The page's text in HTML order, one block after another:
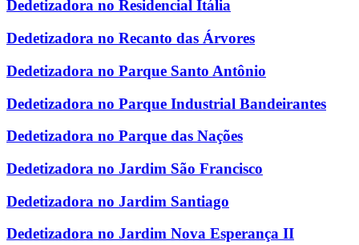
Dedetizadora no Residencial Itália
Dedetizadora no Recanto das Árvores
Dedetizadora no Parque Santo Antônio
Dedetizadora no Parque Industrial Bandeirantes
Dedetizadora no Parque das Nações
Dedetizadora no Jardim São Francisco
Dedetizadora no Jardim Santiago
Dedetizadora no Jardim Nova Esperança II